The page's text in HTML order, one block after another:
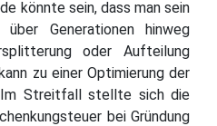
könnte sein, dass man sein
Generationen hinweg
oder Aufteilung
zu einer Optimierung der
Im Streitfall stellte sich die
bei Gründung